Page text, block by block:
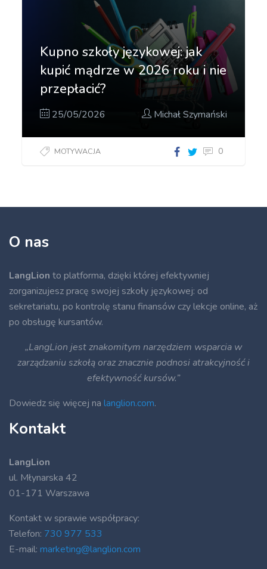
Kupno szkoły językowej: jak
kupić mądrze w 2026 roku i nie
przepłacić?
25/05/2026 Michał Szymański
MOTYWACJA 0
O nas
LangLion to platforma, dzięki której efektywniej
zorganizujesz pracę swojej szkoły językowej: od
sekretariatu, po kontrolę stanu finansów czy lekcje online, aż
po obsługę kursantów.
„LangLion jest znakomitym narzędziem wsparcia w
zarządzaniu szkołą oraz znacznie podnosi atrakcyjność i
efektywność kursów.”
Dowiedz się więcej na langlion.com.
Kontakt
LangLion
ul. Młynarska 42
01-171 Warszawa
Kontakt w sprawie współpracy:
Telefon: 730 977 533
E-mail: marketing@langlion.com